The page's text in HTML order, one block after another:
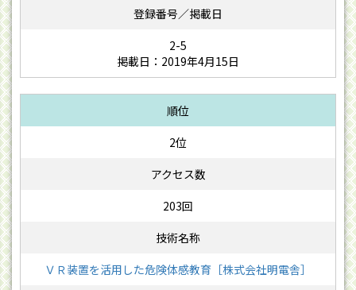
2-5
掲載日：2019年4月15日
2位
203回
ＶＲ装置を活用した危険体感教育［株式会社明電舎］